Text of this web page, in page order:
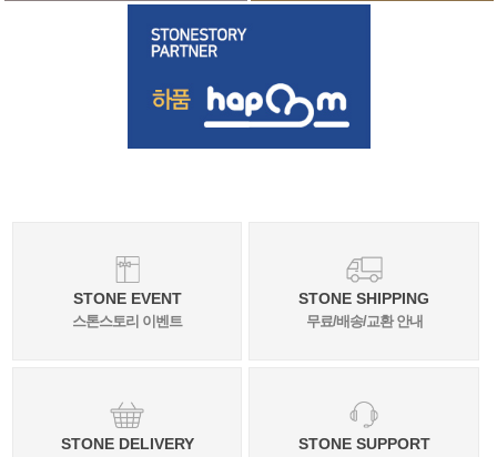
STONE EVENT
스톤스토리 이벤트
STONE SHIPPING
무료/배송/교환 안내
STONE DELIVERY STONE SUPPORT